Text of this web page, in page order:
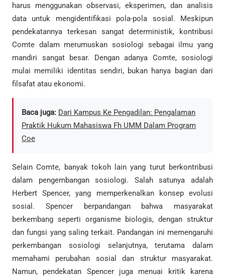
harus menggunakan observasi, eksperimen, dan analisis
data untuk mengidentifikasi pola-pola sosial. Meskipun
pendekatannya terkesan sangat deterministik, kontribusi
Comte dalam merumuskan sosiologi sebagai ilmu yang
mandiri sangat besar. Dengan adanya Comte, sosiologi
mulai memiliki identitas sendiri, bukan hanya bagian dari
filsafat atau ekonomi.
Baca juga: Dari Kampus Ke Pengadilan: Pengalaman
Praktik Hukum Mahasiswa Fh UMM Dalam Program
Coe
Selain Comte, banyak tokoh lain yang turut berkontribusi
dalam pengembangan sosiologi. Salah satunya adalah
Herbert Spencer, yang memperkenalkan konsep evolusi
sosial. Spencer berpandangan bahwa masyarakat
berkembang seperti organisme biologis, dengan struktur
dan fungsi yang saling terkait. Pandangan ini memengaruhi
perkembangan sosiologi selanjutnya, terutama dalam
memahami perubahan sosial dan struktur masyarakat.
Namun, pendekatan Spencer juga menuai kritik karena